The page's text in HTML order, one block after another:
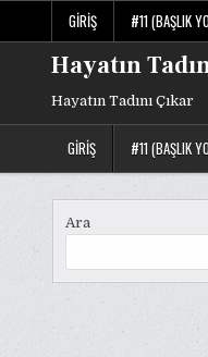
content
GIRIŞ #11 (BAŞLIK
Hayatın
Hayatın Tadını Çıkar
GIRIŞ #11 (BAŞLIK
Ara